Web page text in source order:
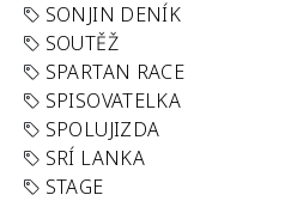
SONJIN DENÍK
SOUTĚŽ
SPARTAN RACE
SPISOVATELKA
SPOLUJIZDA
SRÍ LANKA
STAGE